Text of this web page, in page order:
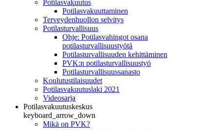
Potilasvakuutus
Potilasvakuuttaminen
Terveydenhuollon selvitys
Potilasturvallisuus
Ohje: Potilasvahingot osana
potilasturvallisuustyötä
Potilasturvallisuuden kehittäminen
PVK:n potilasturvallisuustyö
Potilasturvallisuussanasto
Koulutustilaisuudet
Potilasvakuutuslaki 2021
Videosarja
Potilasvakuutuskeskus
keyboard_arrow_down
Mikä on PVK?